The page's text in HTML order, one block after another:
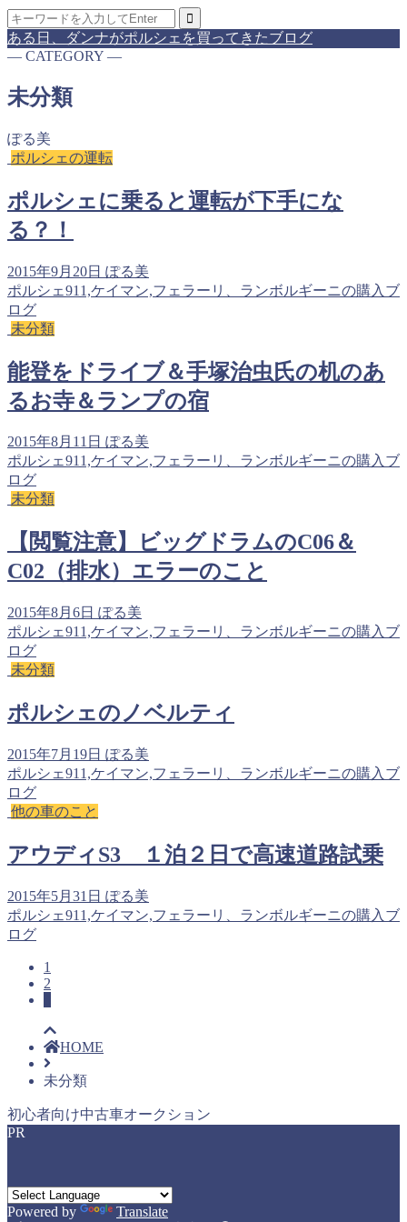
ある日、ダンナがポルシェを買ってきたブログ
― CATEGORY ―
未分類
ぽる美
ポルシェの運転
ポルシェに乗ると運転が下手にな
る？！
2015年9月20日 ぽる美
ポルシェ911,ケイマン,フェラーリ、ランボルギーニの購入ブ
ログ
未分類
能登をドライブ＆手塚治虫氏の机のあ
るお寺＆ランプの宿
2015年8月11日 ぽる美
ポルシェ911,ケイマン,フェラーリ、ランボルギーニの購入ブ
ログ
未分類
【閲覧注意】ビッグドラムのC06＆
C02（排水）エラーのこと
2015年8月6日 ぽる美
ポルシェ911,ケイマン,フェラーリ、ランボルギーニの購入ブ
ログ
未分類
ポルシェのノベルティ
2015年7月19日 ぽる美
ポルシェ911,ケイマン,フェラーリ、ランボルギーニの購入ブ
ログ
他の車のこと
アウディS3 １泊２日で高速道路試乗
2015年5月31日 ぽる美
ポルシェ911,ケイマン,フェラーリ、ランボルギーニの購入ブ
ログ
1
2
HOME
未分類
初心者向け中古車オークション
PR
Powered by
Translate